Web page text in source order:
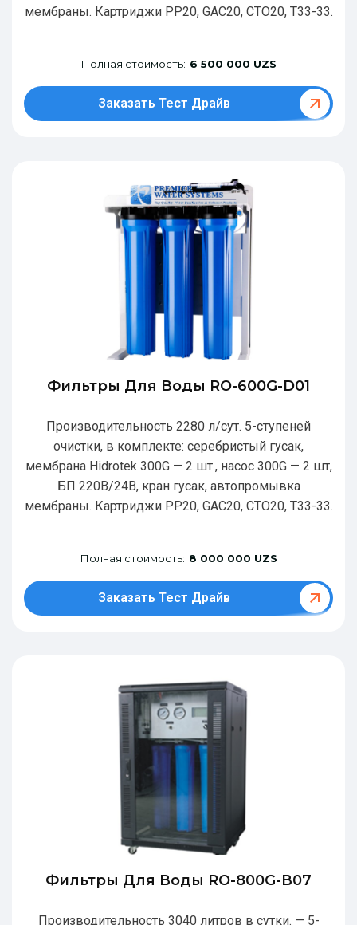
мембраны. Картриджи РР20, GAC20, CTO20, T33-33.
Полная стоимость: 6 500 000 UZS
Заказать Тест Драйв
Фильтры Для Воды RO-600G-D01
Производительность 2280 л/сут. 5-ступеней
очистки, в комплекте: серебристый гусак,
мембрана Hidrotek 300G — 2 шт., насос 300G — 2 шт,
БП 220В/24В, кран гусак, автопромывка
мембраны. Картриджи РР20, GAC20, CTO20, T33-33.
Полная стоимость: 8 000 000 UZS
Заказать Тест Драйв
Фильтры Для Воды RO-800G-В07
Производительность 3040 литров в сутки. — 5-